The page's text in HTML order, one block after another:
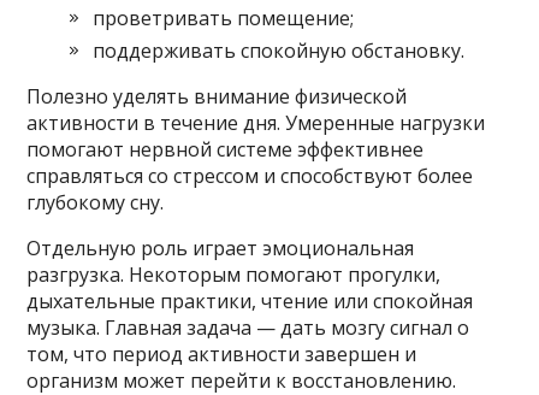
проветривать помещение;
поддерживать спокойную обстановку.
Полезно уделять внимание физической
активности в течение дня. Умеренные нагрузки
помогают нервной системе эффективнее
справляться со стрессом и способствуют более
глубокому сну.
Отдельную роль играет эмоциональная
разгрузка. Некоторым помогают прогулки,
дыхательные практики, чтение или спокойная
музыка. Главная задача — дать мозгу сигнал о
том, что период активности завершен и
организм может перейти к восстановлению.